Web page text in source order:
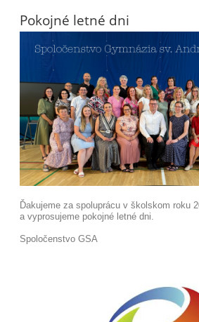
Pokojné letné dni
Ďakujeme za spoluprácu v školskom roku
a vyprosujeme pokojné letné dni.
Spoločenstvo GSA